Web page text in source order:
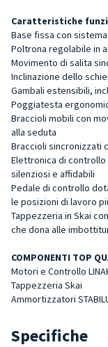
Caratteristiche
Base fissa con
Poltrona regolabile in
Movimento di salita
Inclinazione dello
Gambali estensibili,
Poggiatesta
Braccioli mobili con
alla seduta
Braccioli sincronizzati
Elettronica di
silenziosi e affidabili
Pedale di controllo
le posizioni di lavoro
Tappezzeria in Skai
che dona alle
COMPONENTI TOP
Motori e Controllo
Tappezzeria Skai
Ammortizzatori
Specifiche